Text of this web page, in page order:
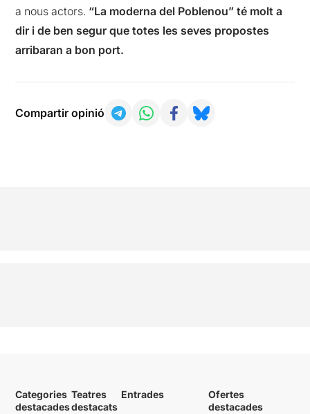
a nous actors. “La moderna del Poblenou” té molt a
dir i de ben segur que totes les seves propostes
arribaran a bon port.
Compartir opinió
Categories
destacades
Teatres
destacats
Entrades
Ofertes
destacades